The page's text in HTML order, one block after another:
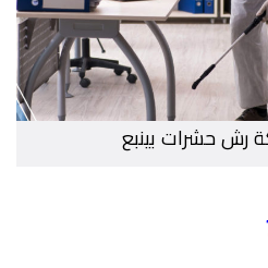
رش حشرات بينبع